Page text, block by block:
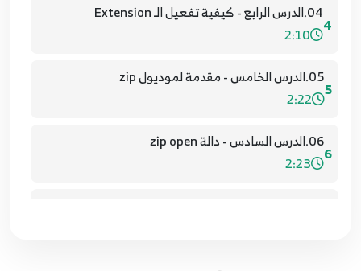
4
04.الدرس الرابع - كيفية تفعيل الـ Extension
2:10
5
05.الدرس الخامس - مقدمة لموديول zip
2:22
6
06.الدرس السادس - دالة zip open
2:23